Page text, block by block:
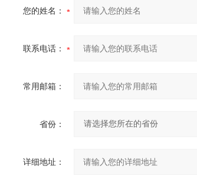
您的姓名：
联系电话：
常用邮箱：
省份：
详细地址：